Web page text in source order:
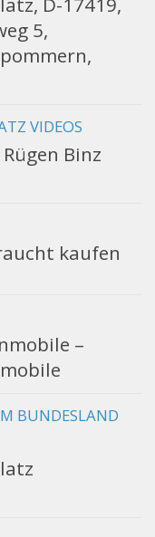
5,
VIDEOS
Binz
kaufen
–
BUNDESLAND